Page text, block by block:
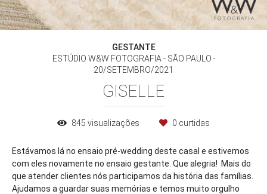
GESTANTE
ESTÚDIO W&W FOTOGRAFIA - SÃO PAULO
20/SETEMBRO/2021
GISELLE
845 visualizações 0 curtidas
Estávamos lá no ensaio pré-wedding deste casal e estivemos
com eles novamente no ensaio gestante. Que alegria! Mais do
que atender clientes nós participamos da história das famílias.
Ajudamos a guardar suas memórias e temos muito orgulho